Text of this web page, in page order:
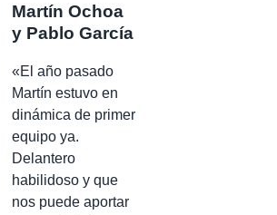
Martín Ochoa
y Pablo García
«El año pasado
Martín estuvo en
dinámica de primer
equipo ya.
Delantero
habilidoso y que
nos puede aportar